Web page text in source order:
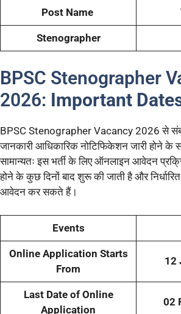
Post Name
Stenographer
BPSC Stenographer
2026: Important
BPSC Stenographer Vacancy 2026 से
जानकारी आधिकारिक नोटिफिकेशन जारी होने के
सामान्यतः इस भर्ती के लिए ऑनलाइन आवेदन
होने के कुछ दिनों बाद शुरू की जाती है और
आवेदन कर सकते हैं।
Events
Online Application Starts
From
12
Last Date of Online
Application
02